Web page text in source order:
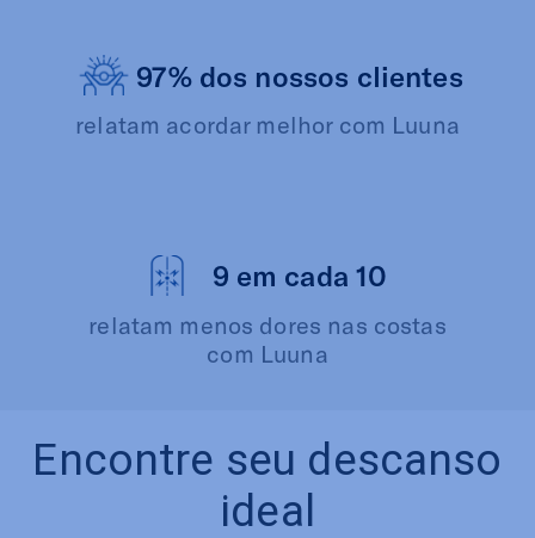
97% dos nossos clientes
relatam acordar melhor com Luuna
9 em cada 10
relatam menos dores nas costas
com Luuna
Encontre seu descanso
ideal